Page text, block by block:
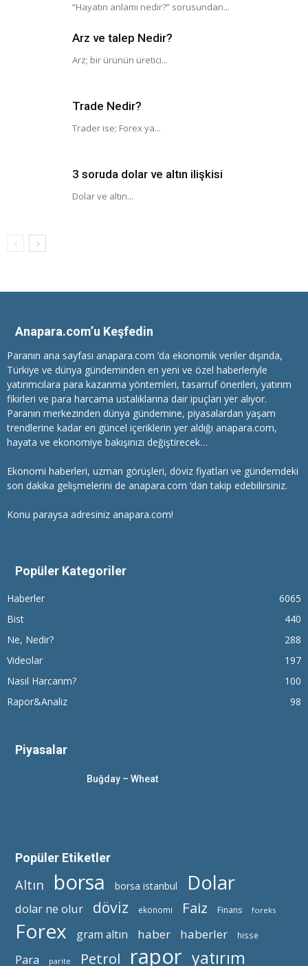
“Hayatın anlamı nedir?” sorusundan...
Arz ve talep Nedir?
Arz; bir ürünün üretici...
Trade Nedir?
Trader ise; Forex ya...
3 soruda dolar ve altın ilişkisi
Dolar ve altın...
Anapara.com’u Keşfedin
Paranın ana sayfası anapara.com ’da ekonomik veriler dışında,
Türkiye ve dünya gündeminden en yeni ve özel haberleriyle
yatırımcılara para kazanma yöntemleri, tasarruf önerileri, yatırım
fikirleri ve para harcama ustalıklarına dair ipuçları yer alıyor.
Paranın merkezinden dünya gündemine, piyasalardan yaşam
trendlerine kadar en güncel içeriklerin yer aldığı anapara.com,
hayata ve ekonomiye bakışınızı değiştirecek…
Ekonomi haberleri, uzman görüşleri, döviz fiyatları ve gündemdeki
son dakika gelişmelerini de anapara.com ‘dan takip edebilirsiniz.
Konu paraysa adresiniz anapara.com!
Popüler Kategoriler
Haberler
6065
Bist
440
Ne, Nedir?
288
Videolar
197
Nasıl Harcarım?
100
Rapor&Analiz
98
Piyasalar
Buğday – Wheat
Popüler Etiketler
Altın borsa borsa istanbul Dolar
dolar ne olur döviz ekonomi Faiz Finans foreks
Forex gram altın haber haberler hisse
Para parite Petrol rapor yatırım